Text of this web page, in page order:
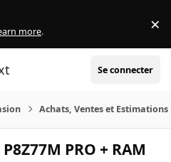
more. ×
Se connecter
Achats, Ventes et Estimations
PRO + RAM